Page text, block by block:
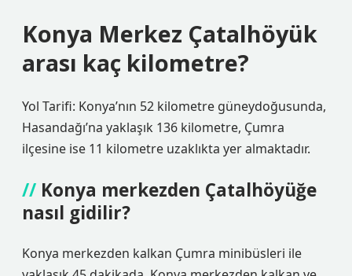
Konya Merkez Çatalhöyük
arası kaç kilometre?
Yol Tarifi: Konya’nın 52 kilometre güneydoğusunda,
Hasandağı’na yaklaşık 136 kilometre, Çumra
ilçesine ise 11 kilometre uzaklıkta yer almaktadır.
Konya merkezden Çatalhöyüğe
nasıl gidilir?
Konya merkezden kalkan Çumra minibüsleri ile